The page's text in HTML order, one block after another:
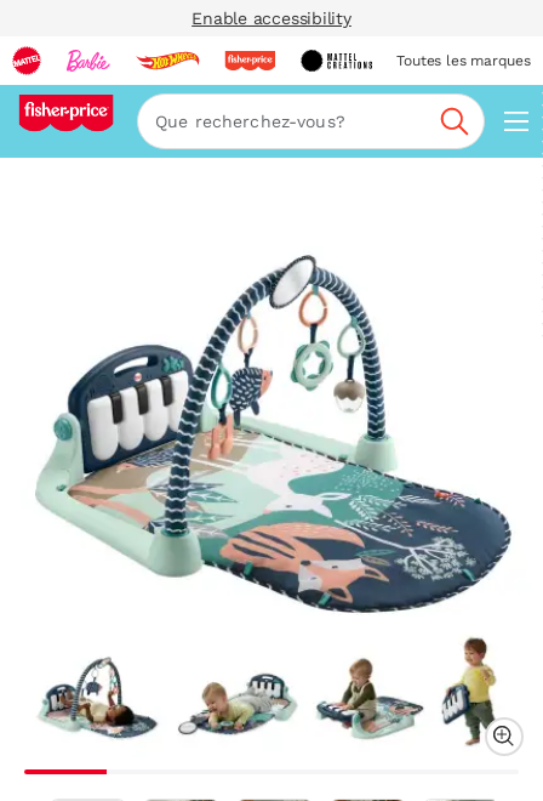
Enable accessibility
Toutes les marques